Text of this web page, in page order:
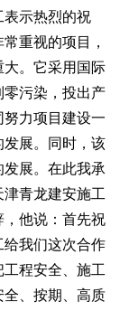
表示热烈的祝
重视的项目，
。它采用国际
污染，投出产
力项目建设一
发展。同时，该
展。在此我承
青龙建安施工
他说：首先祝
我们这次合作
程安全、施工
全、按期、高质